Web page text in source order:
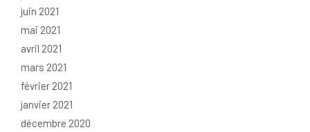
juin 2021
mai 2021
avril 2021
mars 2021
février 2021
janvier 2021
décembre 2020